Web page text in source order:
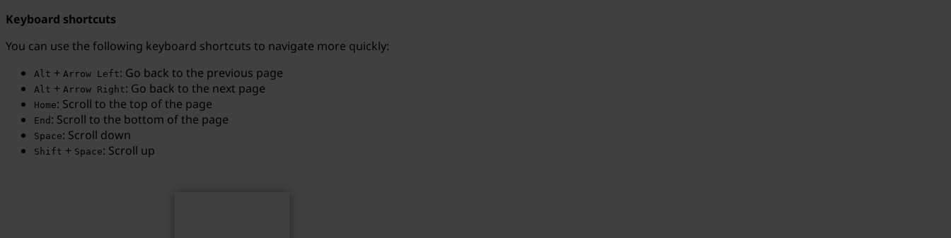
Keyboard shortcuts
You can use the following keyboard shortcuts to navigate more quickly:
Alt + Arrow Left: Go back to the previous page
Alt + Arrow Right: Go back to the next page
Home: Scroll to the top of the page
End : Scroll to the bottom of the page
Space: Scroll down
Shift + Space: Scroll up
Search term... Search